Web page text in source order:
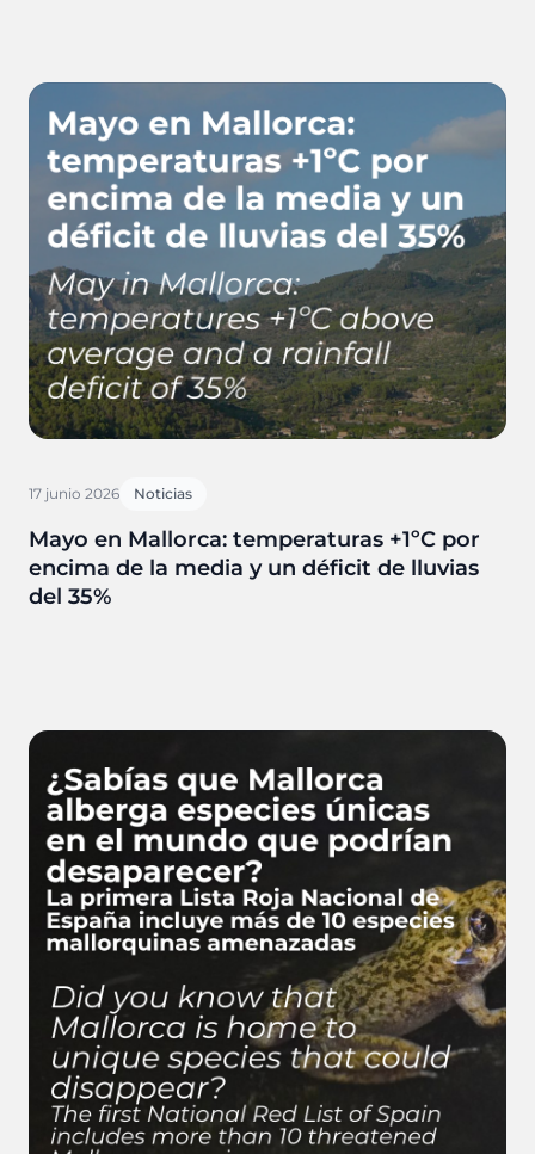
17 junio 2026 Noticias
Mayo en Mallorca: temperaturas +1ºC por
encima de la media y un déficit de lluvias
del 35%